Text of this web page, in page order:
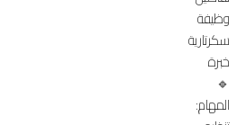
وظيفة
سكرتارية
خبرة
🔹
المهام: